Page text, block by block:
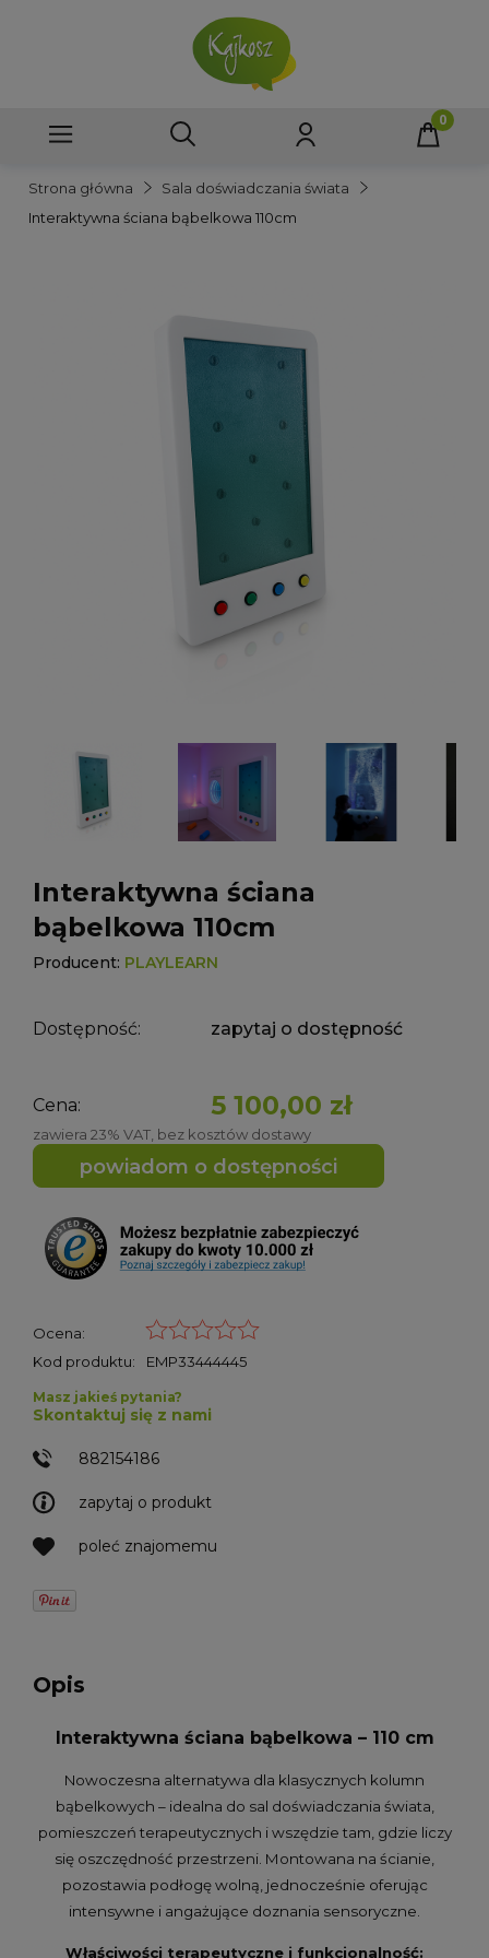
Strona główna
Sala doświadczania świata
Interaktywna ściana bąbelkowa 110cm
Interaktywna ściana
bąbelkowa 110cm
Producent: PLAYLEARN
Dostępność: zapytaj o dostępność
Cena: 5 100,00 zł
zawiera 23% VAT, bez kosztów dostawy
powiadom o dostępności
Ocena:
Kod produktu:
EMP33444445
zapytaj o produkt
poleć znajomemu
Masz jakieś pytania?
Skontaktuj się z nami
882154186
Opis
Interaktywna ściana bąbelkowa – 110 cm
Nowoczesna alternatywa dla klasycznych kolumn
bąbelkowych – idealna do sal doświadczania świata,
pomieszczeń terapeutycznych i wszędzie tam, gdzie liczy
się oszczędność przestrzeni. Montowana na ścianie,
pozostawia podłogę wolną, jednocześnie oferując
intensywne i angażujące doznania sensoryczne.
Właściwości terapeutyczne i funkcjonalność: